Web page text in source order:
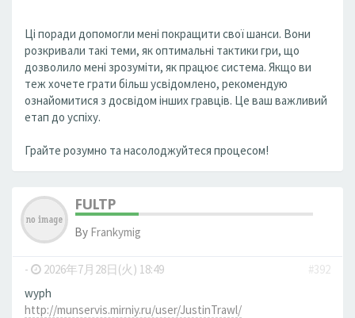
Ці поради допомогли мені покращити свої шанси. Вони
розкривали такі теми, як оптимальні тактики гри, що
дозволило мені зрозуміти, як працює система. Якщо ви
теж хочете грати більш усвідомлено, рекомендую
ознайомитися з досвідом інших гравців. Це ваш важливий
етап до успіху.
Грайте розумно та насолоджуйтеся процесом!
FULTP
By Frankymig
- 2026年7月28日(火) 18:49
#392
wyph
http://munservis.mirniy.ru/user/JustinTrawl/